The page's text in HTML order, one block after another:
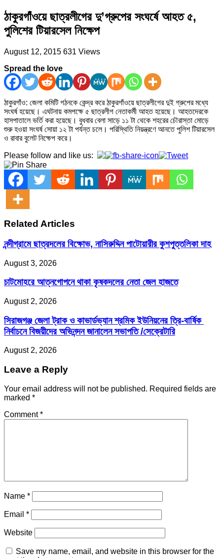
ঠাকুরগাঁওয়ে ছাত্রলীগের দু’গ্রুপের সংঘর্ষে আহত ৫,
পুলিশের টিয়ারসেল নিক্ষেপ
August 12, 2015 631 Views
Spread the love
ঠাকুরগাঁও: জেলা কমিটি গঠনকে কেন্দ্র করে ঠাকুরগাঁওয়ে ছাত্রলীগের দুই গ্রুপের মধ্যে
সংঘর্ষ হয়েছে। এঘটনায় কমপক্ষে ৫ ছাত্রলীগ নেতাকর্মী আহত হয়েছে। আহতদেরকে
হাসপাতালে ভর্তি করা হয়েছে। বুধবার বেলা সাড়ে ১১ টা থেকে শহরের চৌরাস্তা মোড়ে
শুরু হওয়া সংঘর্ষ সোয়া ১২ টা পর্যন্ত চলে। পরিস্থিতি নিয়ন্ত্রণে আনতে পুলিশ টিয়ারসেল
ও রাবার বুলেট নিক্ষেপ করে।
Please follow and like us:
Related Articles
নন্দীগ্রামে ছাত্রদলের বিক্ষোভ, নাসিরুদ্দিন পাটোয়ারীর কুশপুত্তলিকা দাহ
August 3, 2026
চাটমোহরে আত্নগোপনে থাকা কৃষকদলের নেতা জেল হাজতে
August 2, 2026
সিরাজগঞ্জ জেলা ট্রাক ও কাভার্ডভ্যান শ্রমিক ইউনিয়নের ত্রি-বার্ষিক
নির্বাচনে বিজয়ীদের অভিনন্দন জানালেন সভাপতি /সেক্রেটারি
August 2, 2026
Leave a Reply
Your email address will not be published. Required fields are
marked *
Comment*
Name *
Email *
Website
Save my name, email, and website in this browser for the